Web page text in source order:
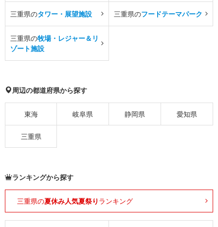
三重県のタワー・展望施設 三重県のフードテーマパーク
三重県の牧場・レジャー＆リ
ゾート施設
周辺の都道府県から探す
東海 岐阜県 静岡県 愛知県
三重県
ランキングから探す
三重県の夏休み人気夏祭り ランキング